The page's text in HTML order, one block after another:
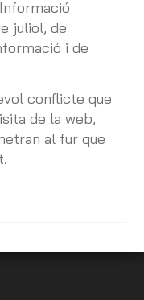
juliol, de
i de
conflicte que
de la web,
al fur que